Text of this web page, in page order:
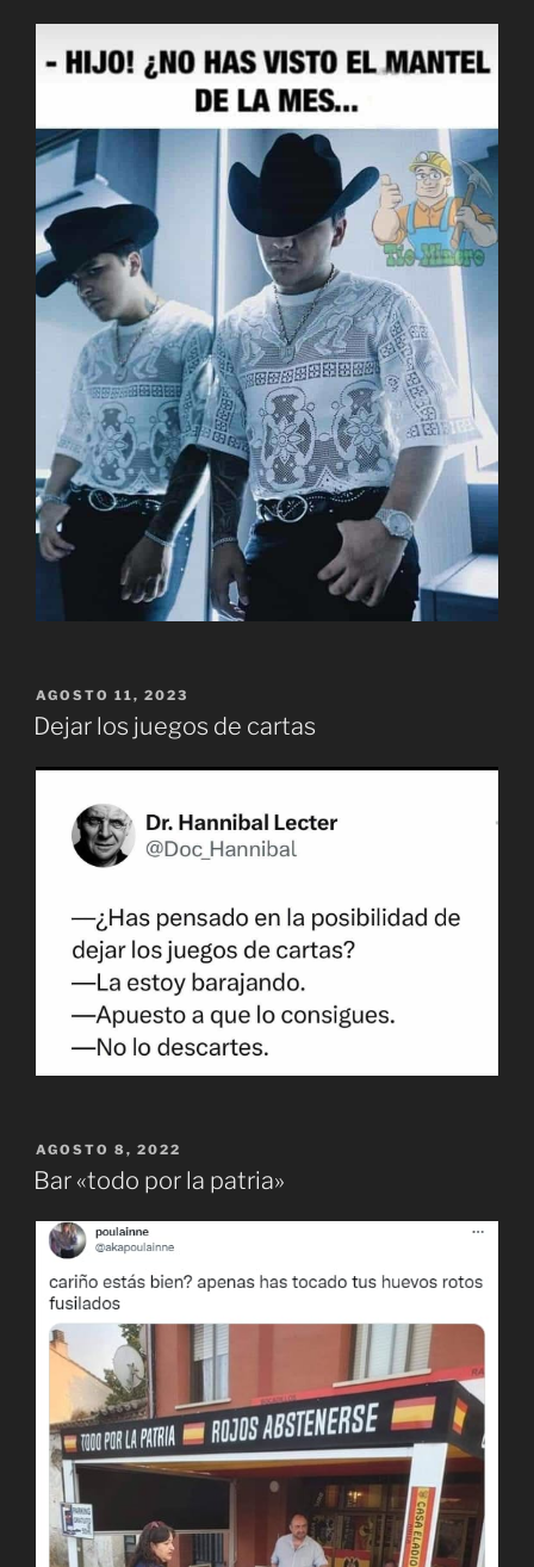
PUBLICADO
EL
AGOSTO 11, 2023
Dejar los juegos de cartas
PUBLICADO
EL
AGOSTO 8, 2022
Bar «todo por la patria»